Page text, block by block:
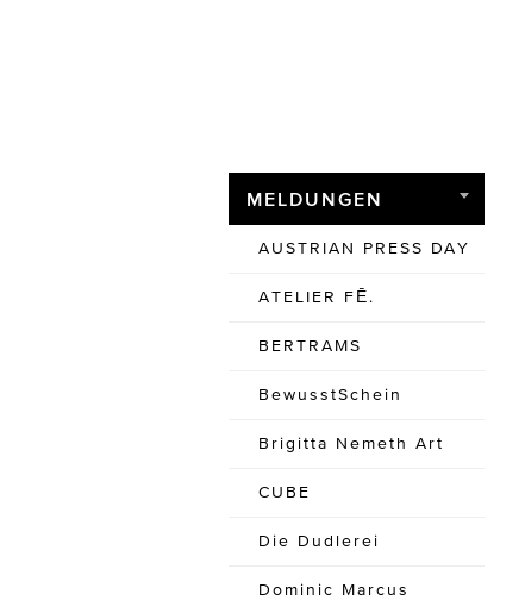
MELDUNGEN
AUSTRIAN PRESS DAY
ATELIER FĒ.
BERTRAMS
BewusstSchein
Brigitta Nemeth Art
CUBE
Die Dudlerei
Dominic Marcus